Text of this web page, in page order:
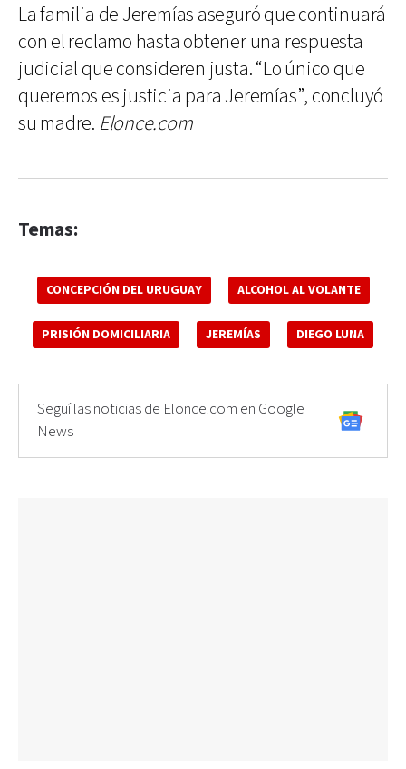
La familia de Jeremías aseguró que continuará
con el reclamo hasta obtener una respuesta
judicial que consideren justa. “Lo único que
queremos es justicia para Jeremías”, concluyó
su madre. Elonce.com
Temas:
CONCEPCIÓN DEL URUGUAY ALCOHOL AL VOLANTE
PRISIÓN DOMICILIARIA JEREMÍAS DIEGO LUNA
Seguí las noticias de Elonce.com en Google
News